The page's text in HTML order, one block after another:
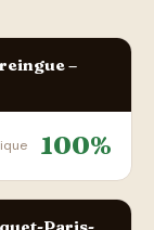
–
100%